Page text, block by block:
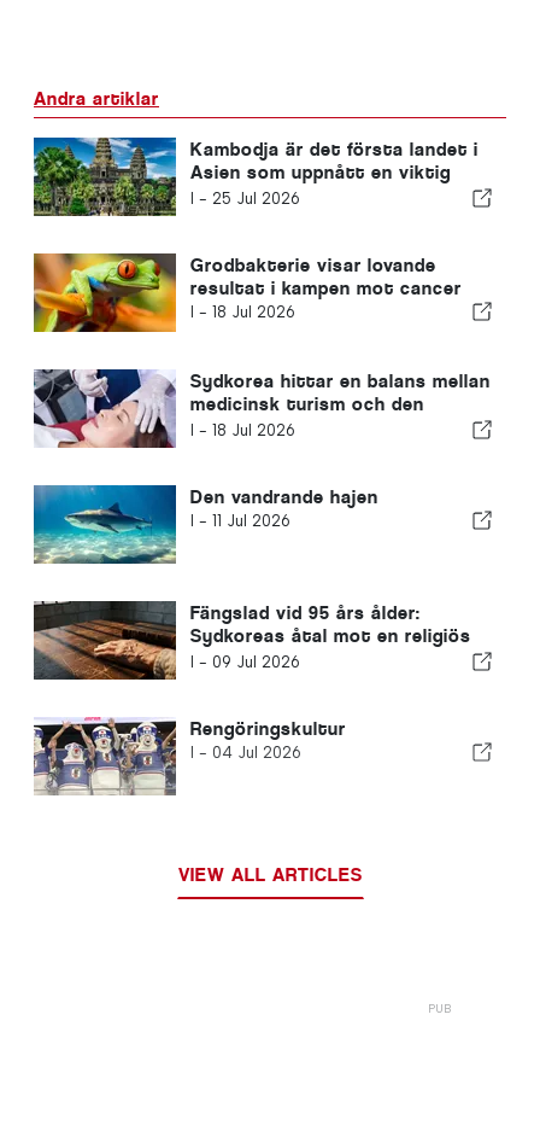
Andra artiklar
Kambodja är det första landet i
Asien som uppnått en viktig
milstolpe i kampen mot hiv
I - 25 Jul 2026
Grodbakterie visar lovande
resultat i kampen mot cancer
I - 18 Jul 2026
Sydkorea hittar en balans mellan
medicinsk turism och den
offentliga hälso- och sjukvården
I - 18 Jul 2026
Den vandrande hajen
I - 11 Jul 2026
Fängslad vid 95 års ålder:
Sydkoreas åtal mot en religiös
ledare väcker internationell oro
I - 09 Jul 2026
Rengöringskultur
I - 04 Jul 2026
VIEW ALL ARTICLES